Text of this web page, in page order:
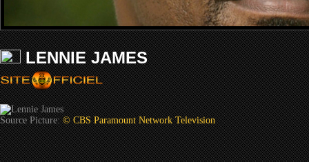
LENNIE JAMES
Source Picture:© CBS Paramount Network Television